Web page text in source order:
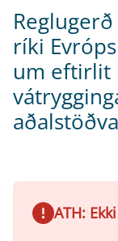
ríki
um eftirlit
ATH: